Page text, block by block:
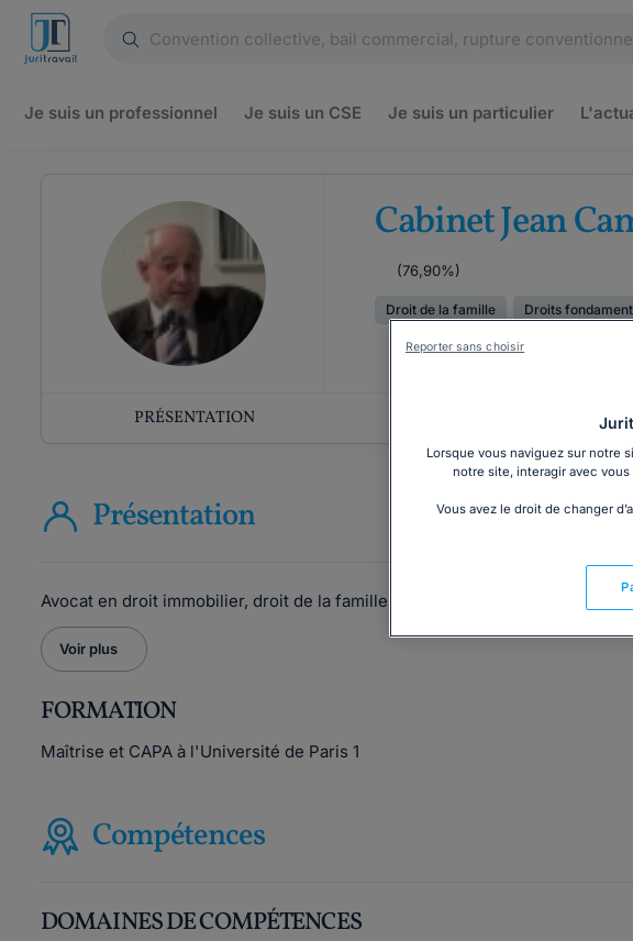
Je suis un professionnel Je suis un CSE Je suis un particulier
Cabinet Jean
(76,90%)
Droit de la famille Droits
PRÉSENTATION
Présentation
Avocat en droit immobilier, droit de la famille et droit de l'entreprise inscrit
Voir plus
FORMATION
Maîtrise et CAPA à l'Université de Paris 1
Compétences
DOMAINES DE COMPÉTENCES
Lorsque vous naviguez sur notre
notre site, interagir avec
Vous avez le droit de changer
Reporter sans choisir